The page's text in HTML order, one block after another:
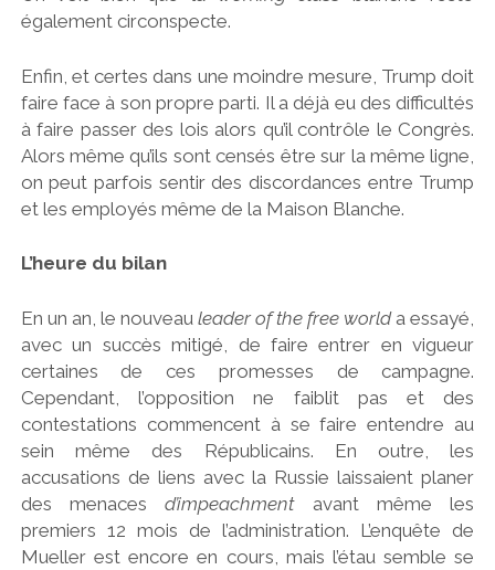
également circonspecte.
Enfin, et certes dans une moindre mesure, Trump doit
faire face à son propre parti. Il a déjà eu des difficultés
à faire passer des lois alors qu’il contrôle le Congrès.
Alors même qu’ils sont censés être sur la même ligne,
on peut parfois sentir des discordances entre Trump
et les employés même de la Maison Blanche.
L’heure du bilan
En un an, le nouveau leader of the free worlda essayé,
avec un succès mitigé, de faire entrer en vigueur
certaines de ces promesses de campagne.
Cependant, l’opposition ne faiblit pas et des
contestations commencent à se faire entendre au
sein même des Républicains. En outre, les
accusations de liens avec la Russie laissaient planer
des menacesd’impeachment avant même les
premiers 12 mois de l’administration. L’enquête de
Mueller est encore en cours, mais l’étau semble se